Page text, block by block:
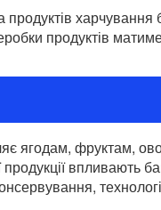
харчування
продуктів
ягодам, фруктам,
впливають